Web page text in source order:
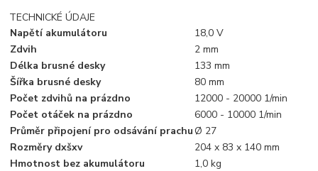
TECHNICKÉ ÚDAJE
Napětí akumulátoru
18,0 V
Zdvih
2 mm
Délka brusné desky
133 mm
Šířka brusné desky
80 mm
Počet zdvihů na prázdno
12000 - 20000 1/min
Počet otáček na prázdno
6000 - 10000 1/min
Průměr připojení pro odsávání prachuØ 27
Rozměry dxšxv
204 x 83 x 140 mm
Hmotnost bez akumulátoru
1,0 kg